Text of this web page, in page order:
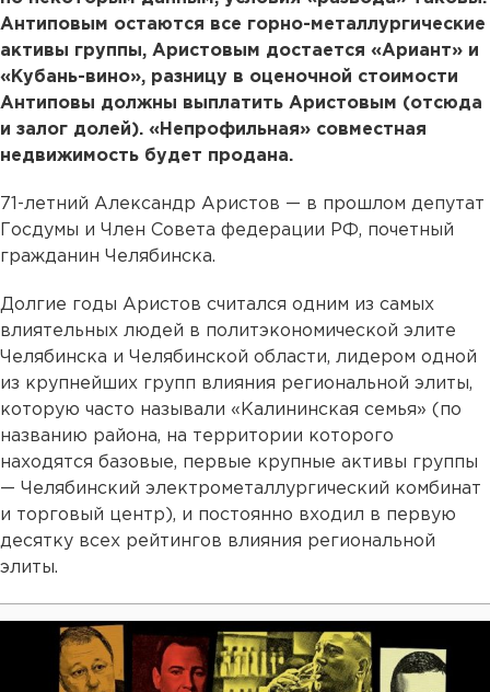
Антиповым остаются все горно-металлургические
активы группы, Аристовым достается «Ариант» и
«Кубань-вино», разницу в оценочной стоимости
Антиповы должны выплатить Аристовым (отсюда
и залог долей). «Непрофильная» совместная
недвижимость будет продана.
71-летний Александр Аристов — в прошлом депутат
Госдумы и Член Совета федерации РФ, почетный
гражданин Челябинска.
Долгие годы Аристов считался одним из самых
влиятельных людей в политэкономической элите
Челябинска и Челябинской области, лидером одной
из крупнейших групп влияния региональной элиты,
которую часто называли «Калининская семья» (по
названию района, на территории которого
находятся базовые, первые крупные активы группы
— Челябинский электрометаллургический комбинат
и торговый центр), и постоянно входил в первую
десятку всех рейтингов влияния региональной
элиты.